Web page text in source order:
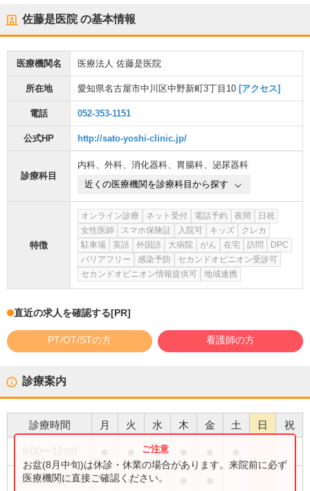
佐藤是医院の基本情報
医療機関名 医療法人 佐藤是医院
所在地 愛知県名古屋市中川区中野新町3丁目10 [アクセス]
電話 052-353-1151
公式HP http://sato-yoshi-clinic.jp/
診療科目
内科、 外科、 消化器科、 胃腸科、 泌尿器科
近くの医療機関を診療科目から探す
特徴
オンライン診療 ネット受付 電話予約 夜間
日祝
女性医師
スマホ保険証 入院可 キッズ
クレカ
駐車場
英語 外国語 大病院 がん 在宅 訪問
DPC
バリアフリー
感染予防
セカンドオピニオン受診可
セカンドオピニオン情報提供可
地域連携
直近の求人を確認する[PR]
PT/OT/STの方 看護師の方
診療案内
診療時間 月 火 水 木 金 土 日 祝
●
17:30〜19:00 ● ●
お盆(8月中旬)は休診・休業の場合があります。来院前に必ず
医療機関に直接ご確認ください。